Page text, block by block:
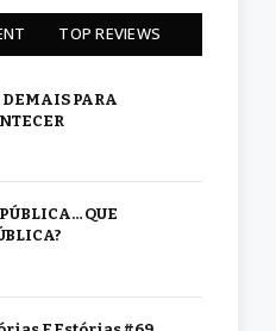
TOP REVIEWS
DEMAIS PARA
QUE